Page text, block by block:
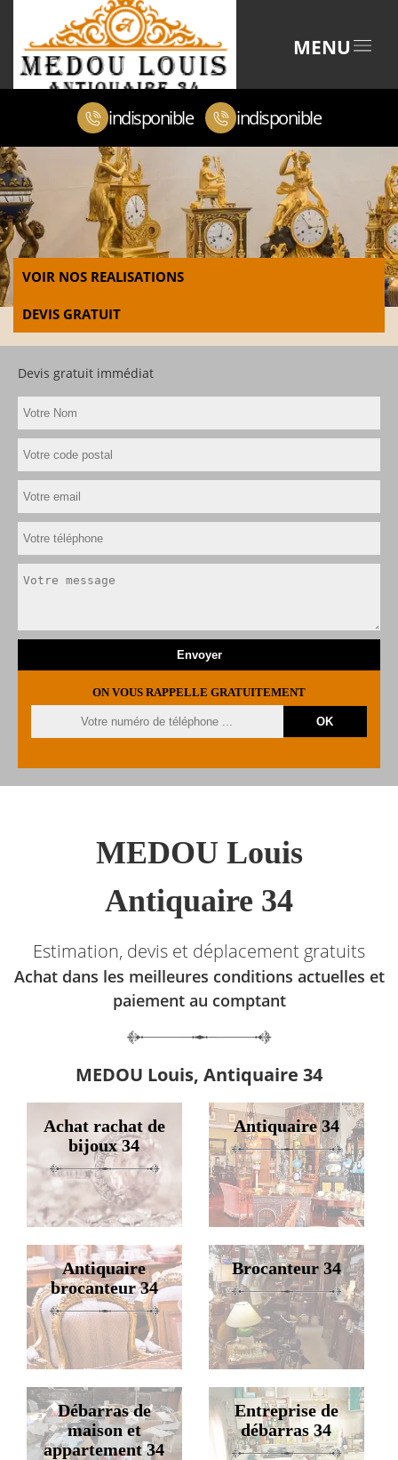
MENU
indisponible indisponible
VOIR NOS REALISATIONS
DEVIS GRATUIT
Devis gratuit immédiat
ON VOUS RAPPELLE GRATUITEMENT
MEDOU Louis
Antiquaire 34
Estimation, devis et déplacement gratuits
Achat dans les meilleures conditions actuelles et
paiement au comptant
MEDOU Louis, Antiquaire 34
Achat rachat de
bijoux 34
Antiquaire 34
Antiquaire
brocanteur 34
Brocanteur 34
Débarras de
maison et
appartement 34
Entreprise de
débarras 34